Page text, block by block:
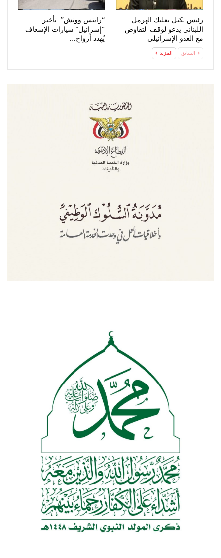
رئيس تكتل بعلبك الهرمل
اللبناني يدعو لوقف التفاوض
مع العدو الإسرائيلي
“رايتس ووتش”: تأخير
“إسرائيل” سيارات الإسعاف
يُهدد أرواح…
السابق المزيد